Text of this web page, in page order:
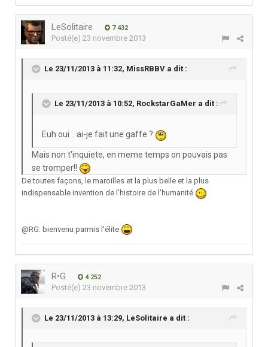
LeSolitaire 7 432
Posté(e) 23 novembre 2013
Le 23/11/2013 à 11:32, MissRBBV a dit :
Le 23/11/2013 à 10:52, RockstarGaMer a dit :
Euh oui .. ai-je fait une gaffe ?
Mais non t'inquiete, en meme temps on pouvais pas
se tromper!!
De toutes façons, le maroilles et la plus belle et la plus
indispensable invention de l'histoire de l'humanité
@RG: bienvenu parmis l'élite
R•G 4 252
Posté(e) 23 novembre 2013
Le 23/11/2013 à 13:29, LeSolitaire a dit :